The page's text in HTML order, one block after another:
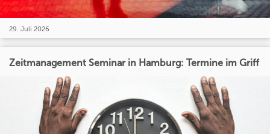
29. Juli 2026
Zeitmanagement Seminar in Hamburg: Termine im Griff